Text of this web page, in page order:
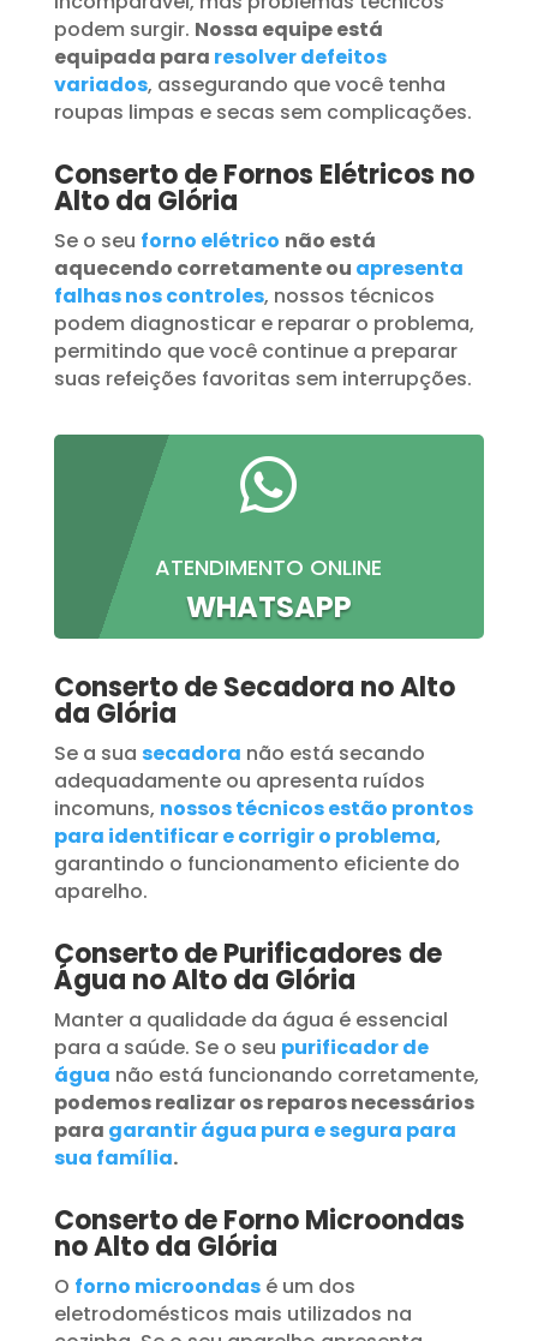
podem surgir. Nossa equipe está
equipada para resolver defeitos
variados, assegurando que você tenha
roupas limpas e secas sem complicações.
Conserto de Fornos Elétricos no
Alto da Glória
Se o seu forno elétrico não está
aquecendo corretamente ou apresenta
falhas nos controles, nossos técnicos
podem diagnosticar e reparar o problema,
permitindo que você continue a preparar
suas refeições favoritas sem interrupções.

ATENDIMENTO ONLINE
WHATSAPP
Conserto de Secadora no Alto
da Glória
Se a sua secadora não está secando
adequadamente ou apresenta ruídos
incomuns, nossos técnicos estão prontos
para identificar e corrigir o problema,
garantindo o funcionamento eficiente do
aparelho.
Conserto de Purificadores de
Água no Alto da Glória
Manter a qualidade da água é essencial
para a saúde. Se o seu purificador de
água não está funcionando corretamente,
podemos realizar os reparos necessários
para garantir água pura e segura para
sua família.
Conserto de Forno Microondas
no Alto da Glória
O forno microondasé um dos
eletrodomésticos mais utilizados na